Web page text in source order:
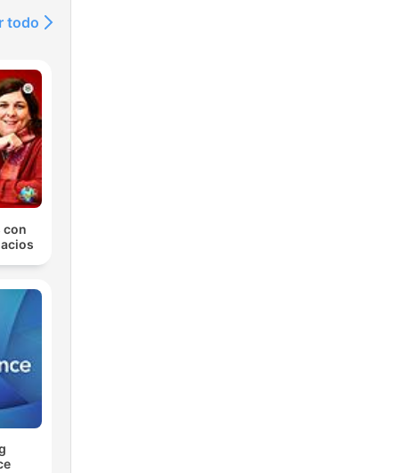
todo
con